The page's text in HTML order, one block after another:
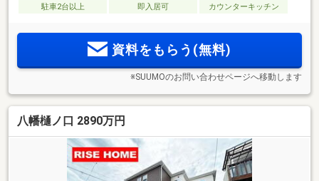
駐車2台以上
即入居可 カウンターキッチン
資料をもらう(無料)
※SUUMOのお問い合わせページへ移動します
八幡樋ノ口 2890万円